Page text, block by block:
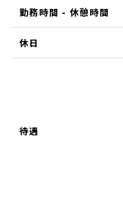
勤務時間 - 休憩時間
休日
待遇